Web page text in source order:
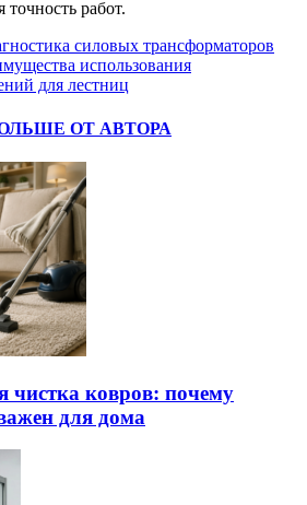
точность работ.
силовых трансформаторов
использования
для лестниц
ОТ АВТОРА
чистка ковров: почему
для дома